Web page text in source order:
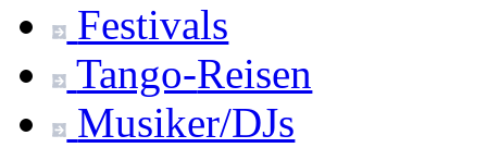
Festivals
Tango-Reisen
Musiker/DJs